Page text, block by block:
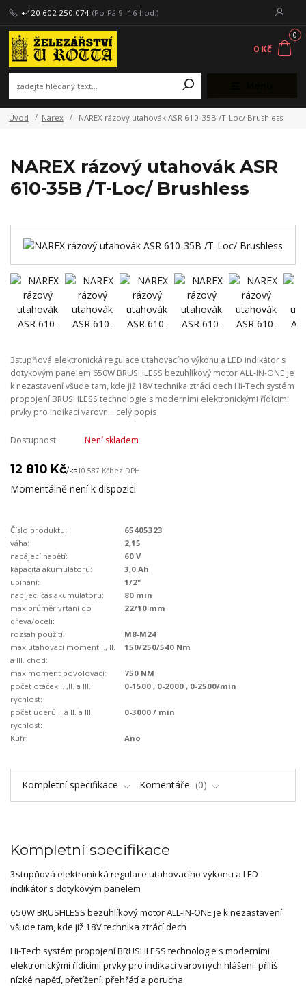
+420 602 250 074 (Po-Pá 9 -16 hod.)
0
0 Kč
Úvod Narex NAREX rázový utahovák ASR 610-35B /T-Loc/ Brushless
NAREX rázový utahovák ASR
610-35B /T-Loc/ Brushless
3stupňová elektronická regulace utahovacího výkonu a LED indikátor s
dotykovým panelem 650W BRUSHLESS bezuhlíkový motor ALL-IN-ONE je
k nezastavení všude tam, kde již 18V technika ztrácí dech Hi-Tech systém
propojení BRUSHLESS technologie s moderními elektronickými řídícimi
prvky pro indikaci varovn... celý popis
Dostupnost Není skladem
12 810 Kč/ks10 587 Kčbez DPH
Momentálně není k dispozici
Číslo produktu:
65405323
váha:
2,15
napájecí napětí:
60 V
kapacita akumulátoru:
3,0 Ah
upínání:
1/2"
nabíjecí čas akumulátoru:
80 min
max.průměr vrtání do
dřeva/oceli:
22/10 mm
rozsah použití:
M8-M24
max.utahovací moment I., II.
a III. chod:
150/250/540 Nm
max.moment povolovací:
750 NM
počet otáček I. ,II. a III.
rychlost:
0-1500 , 0-2000 , 0-2500/min
počet úderů I. a II. a III.
rychlost:
0-3000 / min
Kufr: Ano
Kompletní specifikace Komentáře 0
Kompletní specifikace
3stupňová elektronická regulace utahovacího výkonu a LED
indikátor s dotykovým panelem
650W BRUSHLESS bezuhlíkový motor ALL-IN-ONE je k nezastavení
všude tam, kde již 18V technika ztrácí dech
Hi-Tech systém propojení BRUSHLESS technologie s moderními
elektronickými řídícimi prvky pro indikaci varovných hlášení: příliš
nízké napětí, přetížení, přehřátí a porucha